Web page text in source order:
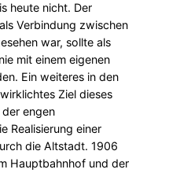
heute nicht. Der
Verbindung zwischen
war, sollte als
mit einem eigenen
Ein weiteres in den
Ziel dieses
engen
Realisierung einer
die Altstadt. 1906
Hauptbahnhof und der